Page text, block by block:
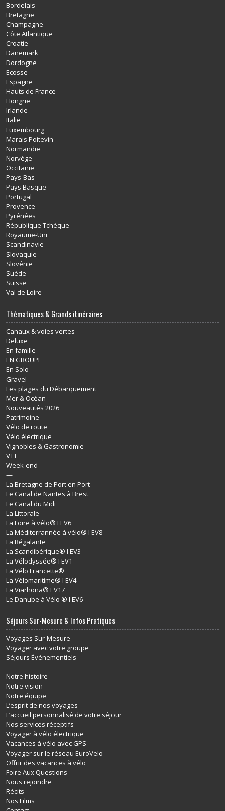
Bordelais
Bretagne
Champagne
Côte Atlantique
Croatie
Danemark
Dordogne
Ecosse
Espagne
Hauts de France
Hongrie
Irlande
Italie
Luxembourg
Marais Poitevin
Normandie
Norvège
Occitanie
Pays-Bas
Pays Basque
Portugal
Provence
Pyrénées
République Tchèque
Royaume-Uni
Scandinavie
Slovaquie
Slovénie
Suède
Suisse
Val de Loire
Thématiques & Grands itinéraires
Canaux & voies vertes
Deluxe
En famille
EN GROUPE
En Solo
Gravel
Les plages du Débarquement
Mer & Océan
Nouveautés 2026
Patrimoine
Vélo de route
Vélo électrique
Vignobles & Gastronomie
VTT
Week-end
—
La Bretagne de Port en Port
Le Canal de Nantes à Brest
Le Canal du Midi
La Littorale
La Loire à vélo® I EV6
La Méditerrannée à vélo® I EV8
La Régalante
La Scandibérique® I EV3
La Vélodyssée® I EV1
La Vélo Francette®
La Vélomaritime® I EV4
La Viarhona® EV17
Le Danube à Vélo ® I EV6
Séjours Sur-Mesure & Infos Pratiques
Voyages Sur-Mesure
Voyager avec votre groupe
Séjours Événementiels
Notre histoire
Notre vision
Notre équipe
L’esprit de nos voyages
L’accueil personnalisé de votre séjour
Nos services réceptifs
Voyager à vélo électrique
Vacances à vélo avec GPS
Voyager sur le réseau EuroVelo
Offrir des vacances à vélo
Foire Aux Questions
Nous rejoindre
Récits
Nos Films